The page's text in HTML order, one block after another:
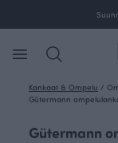
Kankaat & Ompelu /
Gütermann
Gütermann